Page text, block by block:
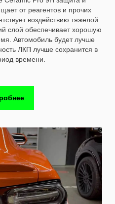
цвета ЛКП автомобиля,
от реагентов и прочих
воздействию тяжелой
слой обеспечивает хорошую
Автомобиль будет лучше